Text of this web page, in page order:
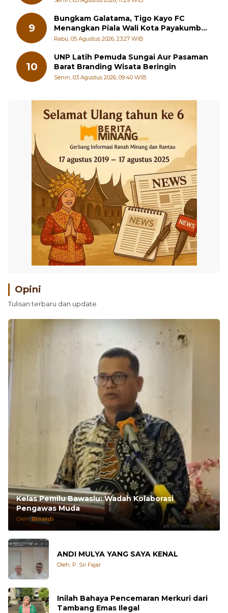
9
Bungkam Galatama, Tigo Kayo FC
Menangkan Piala Wali Kota Payakumbuh
Cup 2026
Rabu, 05 Agustus 2026, 23:27 WIB
10
UNP Latih Pemuda Sungai Aur Pasaman
Barat Branding Wisata Beringin
Senin, 03 Agustus 2026, 09:40 WIB
Opini
Tulisan terbaru dan update
Kelas Pemilu Bawaslu: Wadah Kolaborasi
Pengawas Muda
Oleh:Rinaldi
ANDI MULYA YANG SAYA KENAL
Oleh: P. Sri Fajar
Inilah Bahaya Pencemaran Merkuri dari
Tambang Emas Ilegal